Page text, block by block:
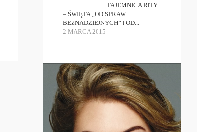
TAJEMNICA RITY
– ŚWIĘTA „OD SPRAW
BEZNADZIEJNYCH” I OD...
2 MARCA 2015